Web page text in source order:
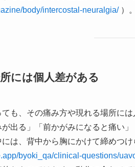
body/intercostal-neuralgia/）。
には個人差がある
も、その痛み方や現れる場所には
出る」「前かがみになると痛い
は、背中から胸にかけて締めつ
byoki_qa/clinical-questions/